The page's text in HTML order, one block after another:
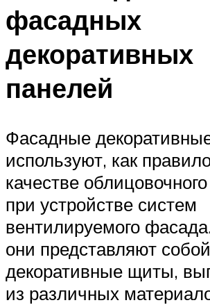
фасадных
декоративных
панелей
Фасадные
используют, как
качестве
при устройстве систем
вентилируемого
они представляют собой
декоративные щиты,
из различных